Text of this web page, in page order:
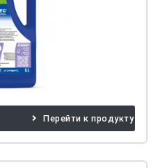
Перейти к продукту